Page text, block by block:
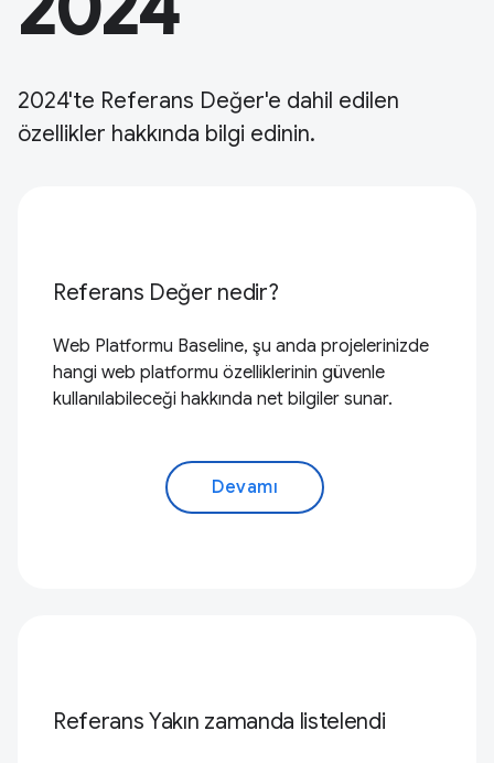
2024'te Referans Değer'e dahil edilen
özellikler hakkında bilgi edinin.
Referans Değer nedir?
Web Platformu Baseline, şu anda projelerinizde
hangi web platformu özelliklerinin güvenle
kullanılabileceği hakkında net bilgiler sunar.
Devamı
Referans Yakın zamanda listelendi